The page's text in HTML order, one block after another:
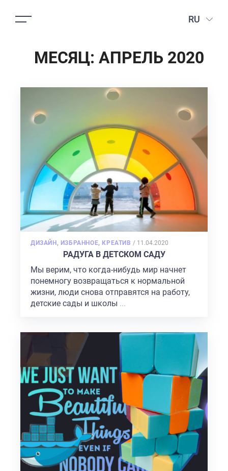
RU
МЕСЯЦ: АПРЕЛЬ 2020
ДИЗАЙН , ИЗБРАННОЕ, КРЕАТИВ / POSTED
ON
11.04.2020
РАДУГА В ДЕТСКОМ САДУ
Мы верим, что когда-нибудь мир начнет
понемногу возвращаться к нормальной
жизни, люди снова отправятся на работу,
детские сады и школы ...